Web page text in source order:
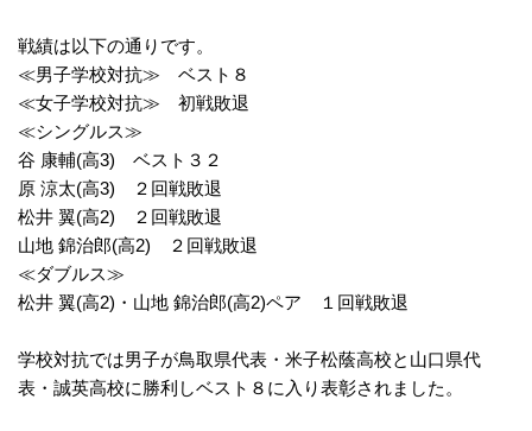
戦績は以下の通りです。
≪男子学校対抗≫ ベスト８
≪女子学校対抗≫ 初戦敗退
≪シングルス≫
谷 康輔(高3) ベスト３２
原 涼太(高3) ２回戦敗退
松井 翼(高2) ２回戦敗退
山地 錦治郎(高2) ２回戦敗退
≪ダブルス≫
松井 翼(高2)・山地 錦治郎(高2)ペア １回戦敗退
学校対抗では男子が鳥取県代表・米子松蔭高校と山口県代
表・誠英高校に勝利しベスト８に入り表彰されました。